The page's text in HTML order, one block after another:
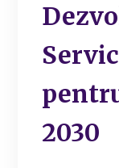
2030